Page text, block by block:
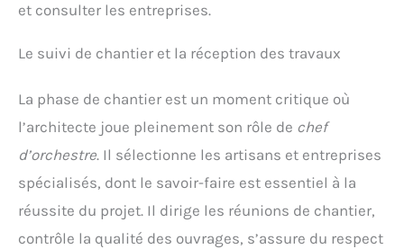
et consulter les entreprises.
Le suivi de chantier et la réception des travaux
La phase de chantier est un moment critique où
l’architecte joue pleinement son rôle de chef
d’orchestre. Il sélectionne les artisans et entreprises
spécialisés, dont le savoir-faire est essentiel à la
réussite du projet. Il dirige les réunions de chantier,
contrôle la qualité des ouvrages, s’assure du respect